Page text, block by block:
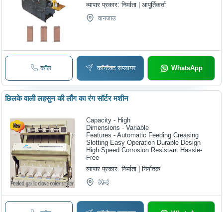
व्यापार प्रकार:निर्माता | आपूर्तिकर्ता
वानजाउ
कॉल कॉन्टैक्ट सप्लायर WhatsApp
छिलके वाली लहसुन की लौंग का रंग सॉर्टर मशीन
Capacity - High
Dimensions - Variable
Features - Automatic Feeding Creasing
Slotting Easy Operation Durable Design
High Speed Corrosion Resistant Hassle-
Free
व्यापार प्रकार:निर्माता | निर्यातक
हेफ़ेई